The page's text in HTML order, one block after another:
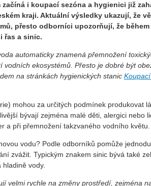
začíná i koupací sezóna a hygienici již
kraji. Aktuální výsledky ukazují, že
přesto odborníci upozorňují, že
řas a sinic.
automaticky znamená přemnožení
vodních ekosystémů. Přesto je dobré být
na stránkách hygienických stanic
mohou za určitých podmínek produkovat
bývají zejména malé děti, alergici nebo
a při přemnožení takzvaného vodního květu.
vodu? Podle odborníků pomůže
zvážit. Typickým znakem sinic bývá také
hladině vody.
velmi rychle na změny prostředí, zejména